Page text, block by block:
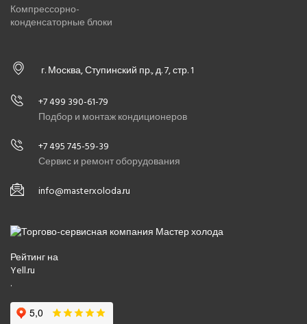
Компрессорно-
конденсаторные блоки
г. Москва, Ступинский пр., д. 7, стр. 1
+7 499 390-61-79
Подбор и монтаж кондиционеров
+7 495 745-59-39
Сервис и ремонт оборудования
info@masterxoloda.ru
Рейтинг на
Yell.ru
.